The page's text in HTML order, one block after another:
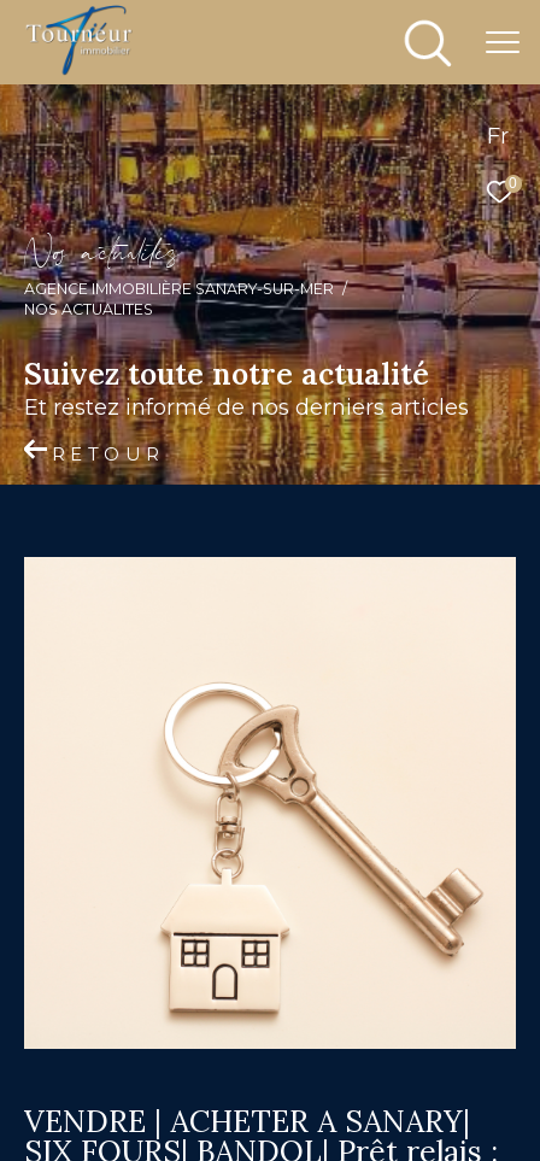
Fr
0
No actuaiés
AGENCE IMMOBILIÈRE SANARY-SUR-MER
NOS ACTUALITES
Suivez toute notre actualité
et restez informé de nos derniers articles
RETOUR
VENDRE | ACHETER A SANARY|
SIX FOURS| BANDOL| Prêt relais :